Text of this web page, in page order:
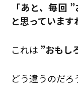
「あと、毎回
と思っています
これは ”おもし
どう違うのだろ